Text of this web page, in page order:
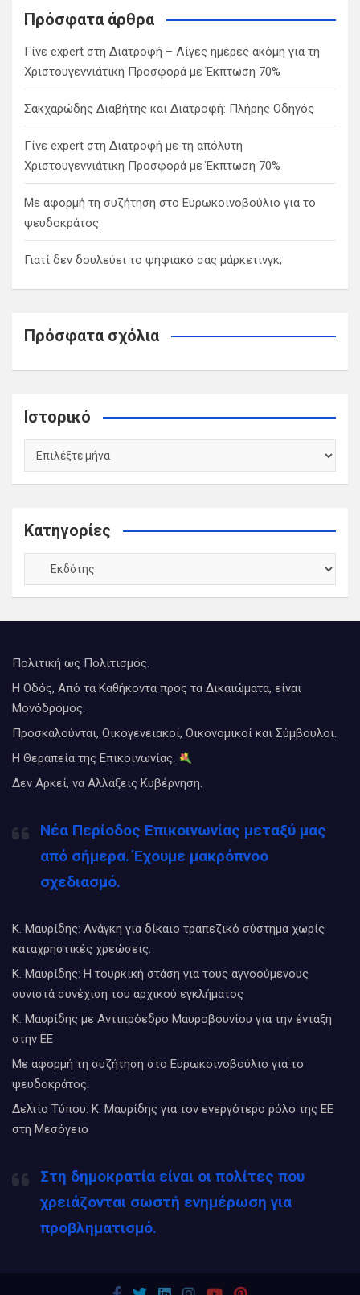
c
Πρόσφατα άρθρα
Γίνε expert στη Διατροφή – Λίγες ημέρες ακόμη για τη
Χριστουγεννιάτικη Προσφορά με Έκπτωση 70%
Σακχαρώδης Διαβήτης και Διατροφή: Πλήρης Οδηγός
Γίνε expert στη Διατροφή με τη απόλυτη
Χριστουγεννιάτικη Προσφορά με Έκπτωση 70%
Με αφορμή τη συζήτηση στο Ευρωκοινοβούλιο για το
ψευδοκράτος.
Γιατί δεν δουλεύει το ψηφιακό σας μάρκετινγκ;
Πρόσφατα σχόλια
Ιστορικό
Ιστορικό
Kατηγορίες
Kατηγορίες
Πολιτική ως Πολιτισμός.
Η Οδός, Από τα Καθήκοντα προς τα Δικαιώματα, είναι
Μονόδρομος.
Προσκαλούνται, Οικογενειακοί, Οικονομικοί και Σύμβουλοι.
Η Θεραπεία της Επικοινωνίας.
Δεν Αρκεί, να Αλλάξεις Κυβέρνηση.
Νέα Περίοδος Επικοινωνίας μεταξύ μας
από σήμερα. Έχουμε μακρόπνοο
σχεδιασμό.
Κ. Μαυρίδης: Ανάγκη για δίκαιο τραπεζικό σύστημα χωρίς
καταχρηστικές χρεώσεις.
Κ. Μαυρίδης: Η τουρκική στάση για τους αγνοούμενους
συνιστά συνέχιση του αρχικού εγκλήματος
Κ. Μαυρίδης με Αντιπρόεδρο Μαυροβουνίου για την ένταξη
στην ΕΕ
Με αφορμή τη συζήτηση στο Ευρωκοινοβούλιο για το
ψευδοκράτος.
Δελτίο Τύπου: Κ. Μαυρίδης για τον ενεργότερο ρόλο της ΕΕ
στη Μεσόγειο
Στη δημοκρατία είναι οι πολίτες που
χρειάζονται σωστή ενημέρωση για
προβληματισμό.